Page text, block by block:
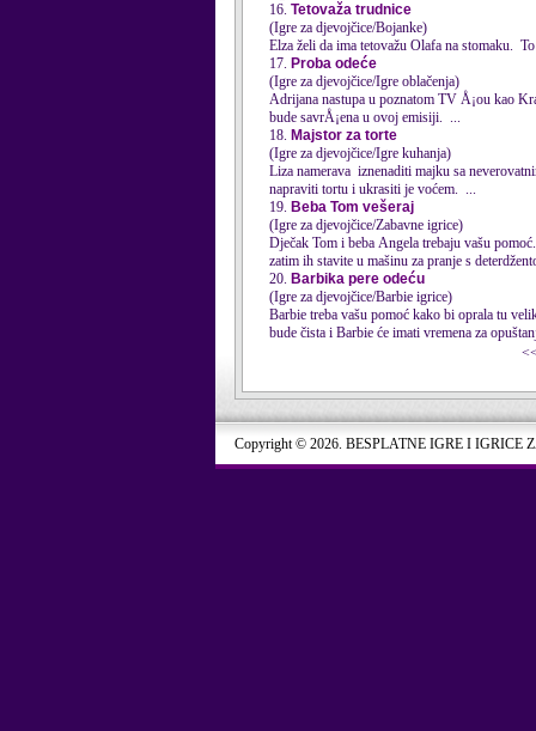
16. Tetovaža trudnice
(Igre za djevojčice/Bojanke)
Elza želi da ima tetovažu Olafa na stomaku. To
17. Proba odeće
(Igre za djevojčice/Igre oblačenja)
Adrijana nastupa u poznatom TV Å¡ou kao
bude savrÅ¡ena u ovoj emisiji. ...
18. Majstor za torte
(Igre za djevojčice/Igre kuhanja)
Liza namerava iznenaditi majku sa
napraviti tortu i ukrasiti je voćem. ...
19. Beba Tom vešeraj
(Igre za djevojčice/Zabavne igrice)
Dječak Tom i beba Angela trebaju vašu
zatim ih stavite u mašinu za pranje s deterdžen
20. Barbika pere odeću
(Igre za djevojčice/Barbie igrice)
Barbie treba vašu pomoć kako bi oprala tu
bude čista i Barbie će imati vremena za
Copyright © 2026. BESPLATNE IGRE I IGRICE